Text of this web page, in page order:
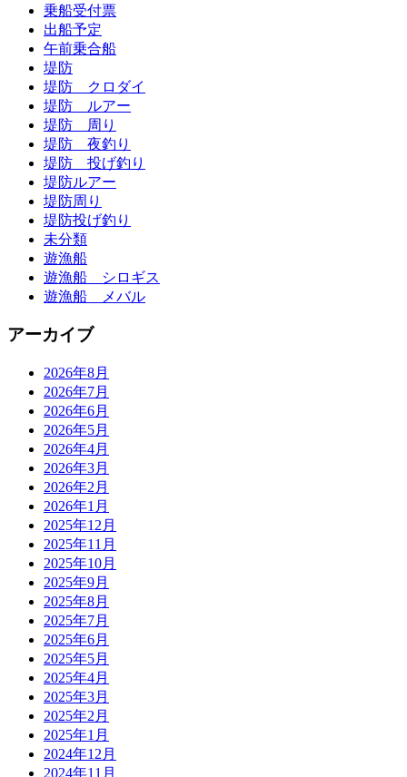
乗船受付票
出船予定
午前乗合船
堤防
堤防 クロダイ
堤防 ルアー
堤防 周り
堤防 夜釣り
堤防 投げ釣り
堤防ルアー
堤防周り
堤防投げ釣り
未分類
遊漁船
遊漁船 シロギス
遊漁船 メバル
アーカイブ
2026年8月
2026年7月
2026年6月
2026年5月
2026年4月
2026年3月
2026年2月
2026年1月
2025年12月
2025年11月
2025年10月
2025年9月
2025年8月
2025年7月
2025年6月
2025年5月
2025年4月
2025年3月
2025年2月
2025年1月
2024年12月
2024年11月